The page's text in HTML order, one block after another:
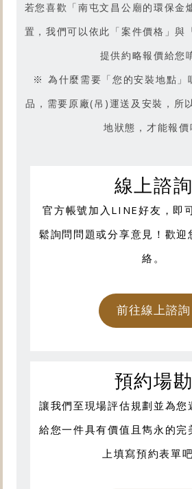
若您喜歡「南屯文昌公廟的環保金
置，我們可以依此「案件價格」與
提供約略報價給您
※ 為什麼需要「您的安裝地點」
品，需要原廠(吊)運送及安裝，所
地狀態，才能報價
線上諮詢
官方帳號加入LINE好友，即
鬆詢問問題或分享意見！歡迎
絡。
前往線上諮詢
預約場勘
讓我們至現場評估規劃並為您
給您一件具有價值且雋永的完
上填寫預約表單吧